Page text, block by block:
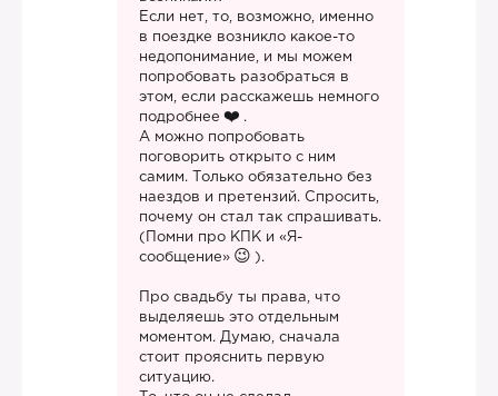
Если нет, то, возможно, именно
в поездке возникло какое-то
недопонимание, и мы можем
попробовать разобраться в
этом, если расскажешь немного
подробнее
.
А можно попробовать
поговорить открыто с ним
самим. Только обязательно без
наездов и претензий. Спросить,
почему он стал так спрашивать.
(Помни про КПК и «Я-
сообщение»
).
Про свадьбу ты права, что
выделяешь это отдельным
моментом. Думаю, сначала
стоит прояснить первую
ситуацию.